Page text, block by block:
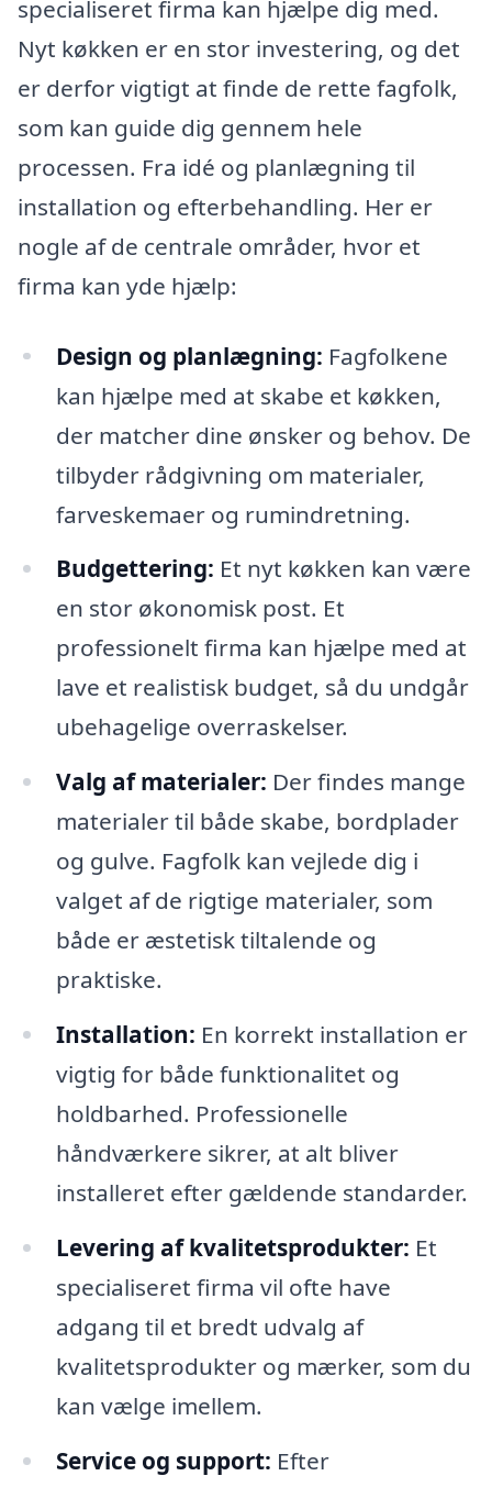
specialiseret firma kan hjælpe dig med.
Nyt køkken er en stor investering, og det
er derfor vigtigt at finde de rette fagfolk,
som kan guide dig gennem hele
processen. Fra idé og planlægning til
installation og efterbehandling. Her er
nogle af de centrale områder, hvor et
firma kan yde hjælp:
Design og planlægning: Fagfolkene
kan hjælpe med at skabe et køkken,
der matcher dine ønsker og behov. De
tilbyder rådgivning om materialer,
farveskemaer og rumindretning.
Budgettering: Et nyt køkken kan være
en stor økonomisk post. Et
professionelt firma kan hjælpe med at
lave et realistisk budget, så du undgår
ubehagelige overraskelser.
Valg af materialer: Der findes mange
materialer til både skabe, bordplader
og gulve. Fagfolk kan vejlede dig i
valget af de rigtige materialer, som
både er æstetisk tiltalende og
praktiske.
Installation: En korrekt installation er
vigtig for både funktionalitet og
holdbarhed. Professionelle
håndværkere sikrer, at alt bliver
installeret efter gældende standarder.
Levering af kvalitetsprodukter: Et
specialiseret firma vil ofte have
adgang til et bredt udvalg af
kvalitetsprodukter og mærker, som du
kan vælge imellem.
Service og support: Efter